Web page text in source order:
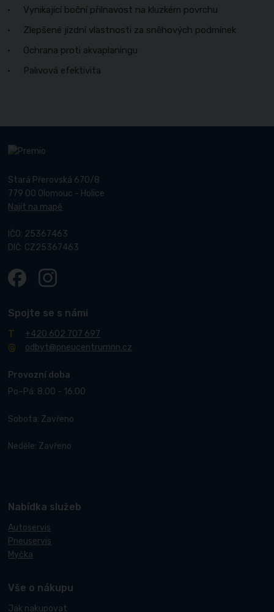
Vynikající boční přilnavost na kluzkém povrchu
Zlepšené jízdní vlastnosti za sněhových podmínek
Ochrana proti akvaplaningu
Palivová efektivita
Stará Přerovská 670/8
779 00 Olomouc - Holice
Najít na mapě
IČO: 25367463
DIČ: CZ25367463
Spojte se s námi
+420 602 707 697
odbyt@pneucentrumnn.cz
Provozní doba
Po–Pá: 8.00 - 16.00
Sobota: Zavřeno
Neděle: Zavřeno
Nabídka služeb
Autoservis
Pneuservis
Myčka
Vše o nákupu
Jak nakupovat